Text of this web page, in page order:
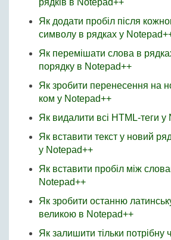
Як додати пробіл після
символу в рядках у
Як перемішати слова в
порядку в Notepad++
Як зробити перенесення на
ком у Notepad++
Як видалити всі HTML-теги у
Як вставити текст у новий
у Notepad++
Як вставити пробіл між
Notepad++
Як зробити останню
великою в Notepad++
Як залишити тільки потрібну